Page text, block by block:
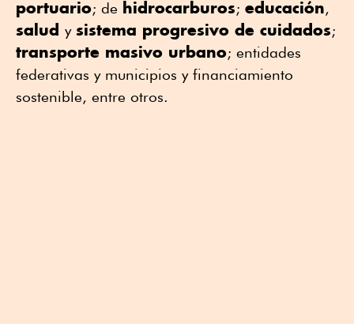
portuario; de hidrocarburos; educación,
salud y sistema progresivo de cuidados;
transporte masivo urbano; entidades
federativas y municipios y financiamiento
sostenible, entre otros.